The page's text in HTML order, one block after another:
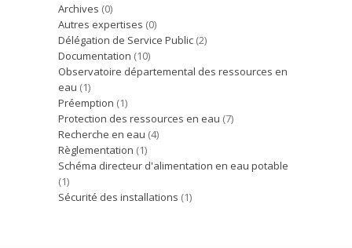
Archives (0)
Autres expertises (0)
Délégation de Service Public (2)
Documentation (10)
Observatoire départemental des ressources en
eau (1)
Préemption (1)
Protection des ressources en eau (7)
Recherche en eau (4)
Règlementation (1)
Schéma directeur d'alimentation en eau potable
(1)
Sécurité des installations (1)